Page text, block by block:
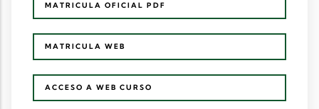
MATRICULA OFICIAL PDF
MATRICULA WEB
ACCESO A WEB CURSO